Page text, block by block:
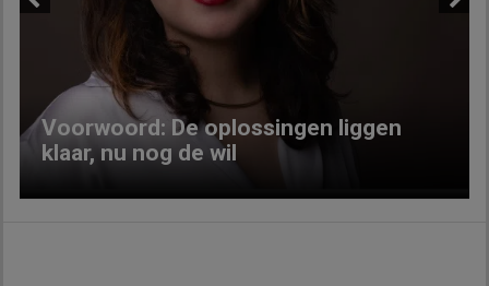
Voorwoord: De oplossingen liggen
klaar, nu nog de wil